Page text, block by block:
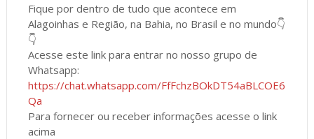
Fique por dentro de tudo que acontece em
Alagoinhas e Região, na Bahia, no Brasil e no mundo👇
👇
Acesse este link para entrar no nosso grupo de
Whatsapp:
https://chat.whatsapp.com/FfFchzBOkDT54aBLCOE6
Qa
Para fornecer ou receber informações acesse o link
acima